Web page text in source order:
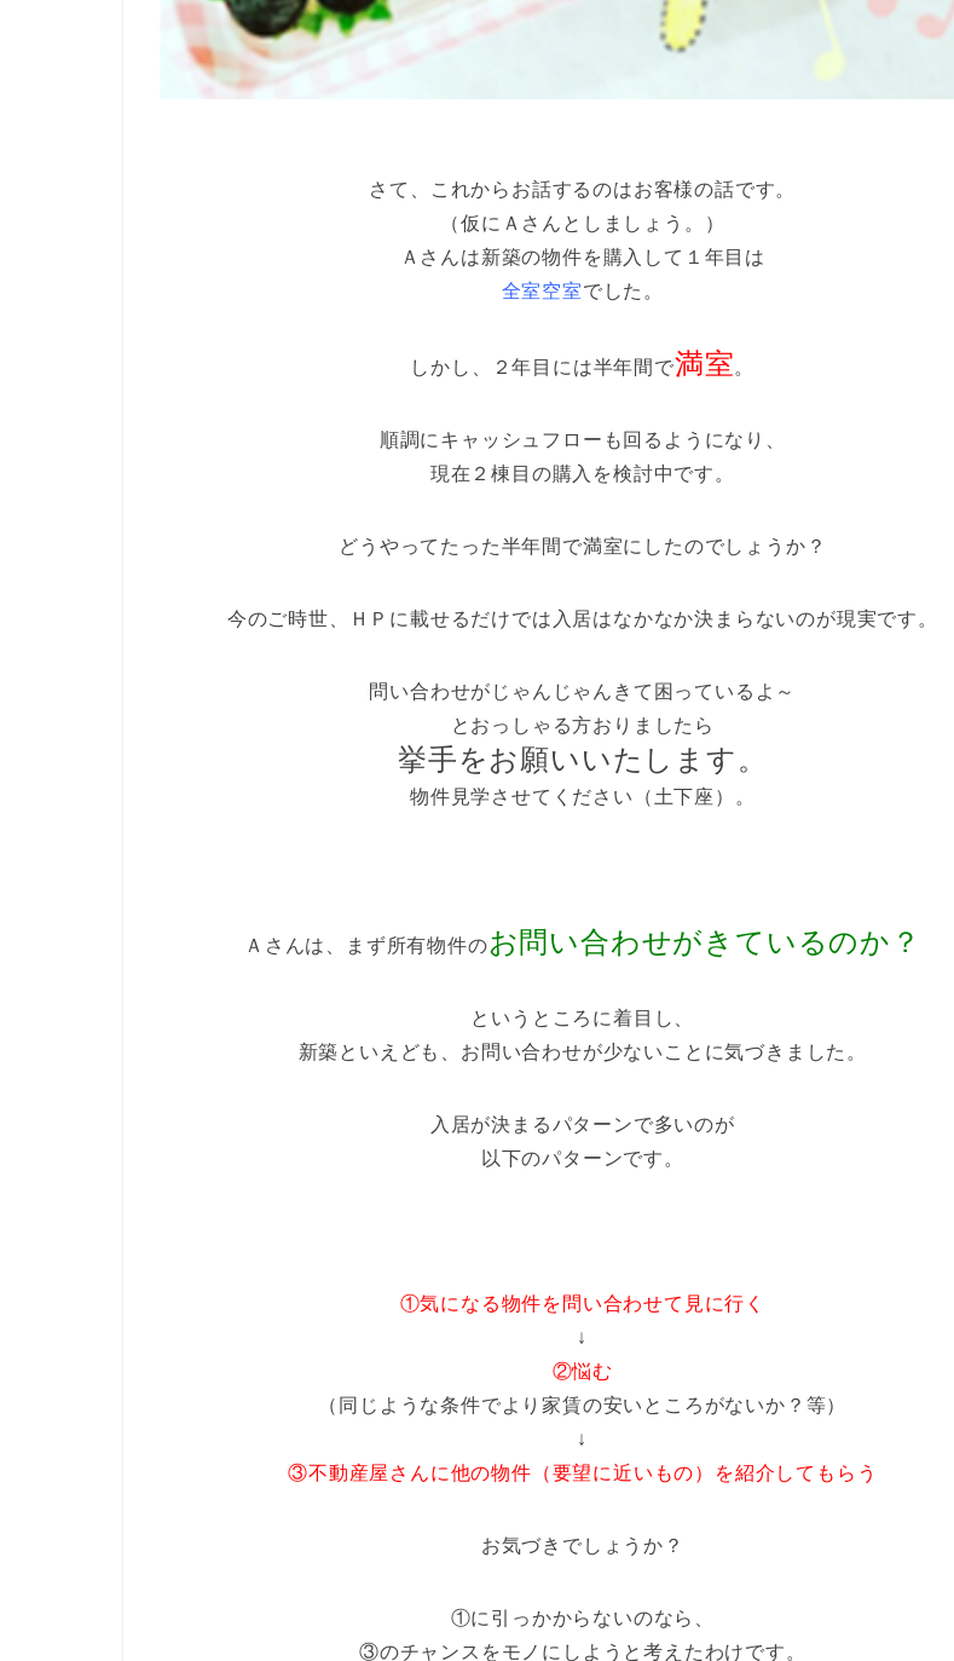
さて、これからお話するのはお客様の話です。
（仮にＡさんとしましょう。）
Ａさんは新築の物件を購入して１年目は
全室空室でした。
しかし、２年目には半年間で満室。
順調にキャッシュフローも回るようになり、
現在２棟目の購入を検討中です。
どうやってたった半年間で満室にしたのでしょうか？
今のご時世、ＨＰに載せるだけでは入居はなかなか決まらないのが現実です。
問い合わせがじゃんじゃんきて困っているよ～
とおっしゃる方おりましたら
挙手をお願いいたします。
物件見学させてください（土下座）。
Ａさんは、まず所有物件のお問い合わせがきているのか？
というところに着目し、
新築といえども、お問い合わせが少ないことに気づきました。
入居が決まるパターンで多いのが
以下のパターンです。
①気になる物件を問い合わせて見に行く
↓
②悩む
（同じような条件でより家賃の安いところがないか？等）
↓
③不動産屋さんに他の物件（要望に近いもの）を紹介してもらう
お気づきでしょうか？
①に引っかからないのなら、
③のチャンスをモノにしようと考えたわけです。